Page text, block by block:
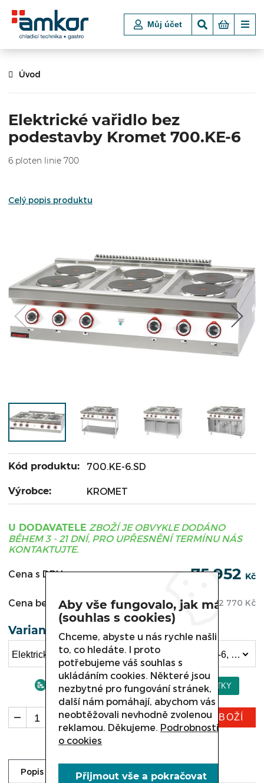
Můj účet
Úvod
Elektrické vařidlo bez
podestavby Kromet 700.KE-6
6 ploten linie 700
Celý popis produktu
Kód produktu: 700.KE-6.SD
Výrobce: KROMET
U DODAVATELE ZBOŽÍ JE OBVYKLE DODÁNO
BĚHEM 3 - 21 DNÍ, PRO UPŘESNĚNÍ TERMÍNU NÁS
KONTAKTUJTE.
Cena s DPH: 75 952 Kč
Cena bez DPH: 62 770 Kč
Varianta
Elektrické vařidlo bez podestavby Kromet 700.KE-6, Elektrické vařidlo s uzavřenou podestavbou a dvířky 700.KE-6.SD (75 952 Kč)
ks KOUPIT ZBOŽÍ
Popis Dotaz prodejci
Aby vše fungovalo, jak má
(souhlas s cookies)
Chceme, abyste u nás rychle našli
to, co hledáte. I proto
potřebujeme váš souhlas s
ukládáním cookies. Některé jsou
nezbytné pro fungování stránek,
další nám pomáhají, abychom vás
neobtěžovali nevhodně zvolenou
reklamou. Děkujeme. Podrobnosti
o cookies
Přijmout vše a pokračovat